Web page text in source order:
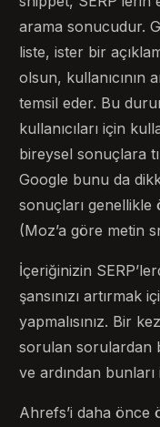
arama sonucudur.
liste, ister bir
olsun, kullanıcının
temsil eder. Bu
kullanıcıları için
bireysel sonuçlara
Google bunu da
sonuçları genellikle
(Moz’a göre metin
İçeriğinizin
şansınızı artırmak
yapmalısınız. Bir
sorulan sorulardan
ve ardından
Ahrefs’i daha önce